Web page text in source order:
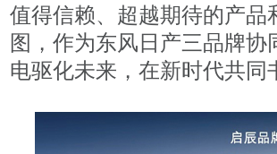
值得信赖、超越期待的产
图，作为东风日产三品牌
电驱化未来，在新时代共